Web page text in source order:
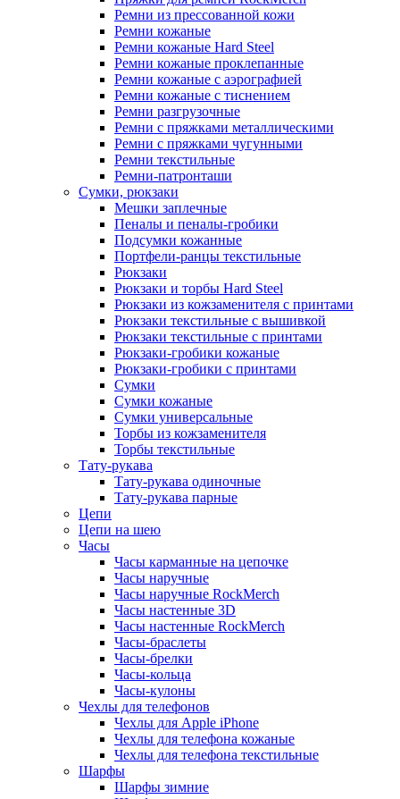
Ремни из прессованной кожи
Ремни кожаные
Ремни кожаные Hard Steel
Ремни кожаные проклепанные
Ремни кожаные с аэрографией
Ремни кожаные с тиснением
Ремни разгрузочные
Ремни с пряжками металлическими
Ремни с пряжками чугунными
Ремни текстильные
Ремни-патронташи
Сумки, рюкзаки
Мешки заплечные
Пеналы и пеналы-гробики
Подсумки кожанные
Портфели-ранцы текстильные
Рюкзаки
Рюкзаки и торбы Hard Steel
Рюкзаки из кожзаменителя с принтами
Рюкзаки текстильные с вышивкой
Рюкзаки текстильные с принтами
Рюкзаки-гробики кожаные
Рюкзаки-гробики с принтами
Сумки
Сумки кожаные
Сумки универсальные
Торбы из кожзаменителя
Торбы текстильные
Тату-рукава
Тату-рукава одиночные
Тату-рукава парные
Цепи
Цепи на шею
Часы
Часы карманные на цепочке
Часы наручные
Часы наручные RockMerch
Часы настенные 3D
Часы настенные RockMerch
Часы-браслеты
Часы-брелки
Часы-кольца
Часы-кулоны
Чехлы для телефонов
Чехлы для Apple iPhone
Чехлы для телефона кожаные
Чехлы для телефона текстильные
Шарфы
Шарфы зимние